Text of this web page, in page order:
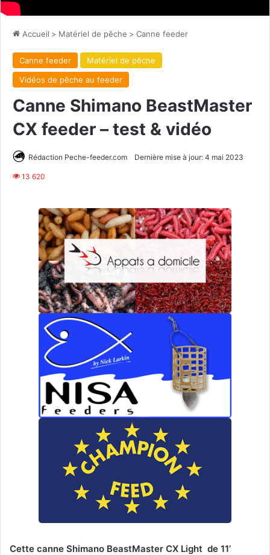
Accueil > Matériel de pêche > Canne feeder
Canne feeder
Matériel de pêche
Vidéos de pêche au feeder
Canne Shimano BeastMaster
CX feeder – test & vidéo
Rédaction Peche-feeder.com Dernière mise à jour: 4 mai 2023
13 620
Cette canne Shimano BeastMaster CX Light de 11’